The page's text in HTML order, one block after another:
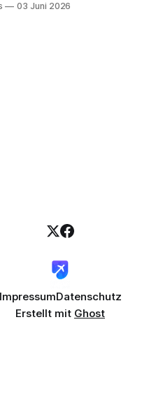
kommen Mietwagen, Lounge-
03 Juni 2026
ImpressumDatenschutz
Erstellt mit Ghost